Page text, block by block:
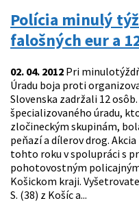
Polícia minulý
falošných eur a
02. 04. 2012 Pri
Úradu boja proti
Slovenska zadržali 12
špecializovaného úradu,
zločineckým skupinám,
peňazí a dílerov drog.
tohto roku v spolupráci s
pohotovostným
Košickom kraji.
S. (38) z Košíc a...